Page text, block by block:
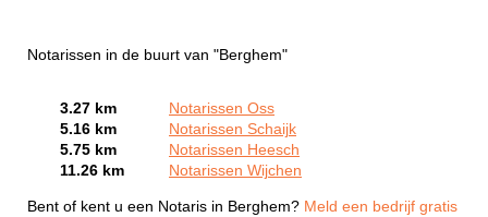
Notarissen in de buurt van "Berghem"
3.27 km
Notarissen Oss
5.16 km
Notarissen Schaijk
5.75 km
Notarissen Heesch
11.26 km
Notarissen Wijchen
Bent of kent u een Notaris in Berghem? Meld een bedrijf gratis